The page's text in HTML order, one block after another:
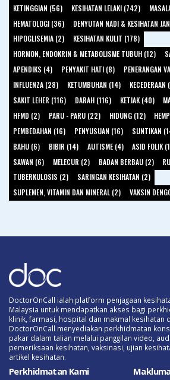
KETINGGIAN (56)
KESIHATAN LELAKI (742)
HEMATOLOGI (36)
DENYUTAN NADI & KESIHATAN
HIPOGLISEMIA (2)
KESIHATAN KULIT (178)
HORMON, ENDOKRIN & METABOLISME TUBUH (12)
APENDIKS (4)
PENYAKIT HATI (8) PENERANGAN
INFLUENZA (28)
KETUMBUHAN (14)
SAKIT LEHER (116)
DARAH (116) KETIAK (40)
HFMD (2)
PARU - PARU (22) HIDUNG (12)
PEMBEDAHAN (16)
PENYUSUAN (16) SUNTIKAN
BAHU (6)
BIBIR (14) AUTISME (4) ASID FOLIK
SAWAN (6)
MELECUR (2) BADAN BERBAU (2)
TUBERKULOSIS (2)
SARINGAN KESIHATAN (2)
SUPLEMEN, VITAMIN DAN MINERAL (2)
VAKSIN
DoctorOnCall ialah platform penjagaan
Malaysia untuk mendapatkan akses bagi
klinik, farmasi, hospital dan makmal kesihatan
DoctorOnCall menyediakan perkhidmatan
pakar dalam talian melalui panggilan video,
pemeriksaan kesihatan, vaksinasi, ujian
artikel kesihatan.
Perkhidmatan Kami